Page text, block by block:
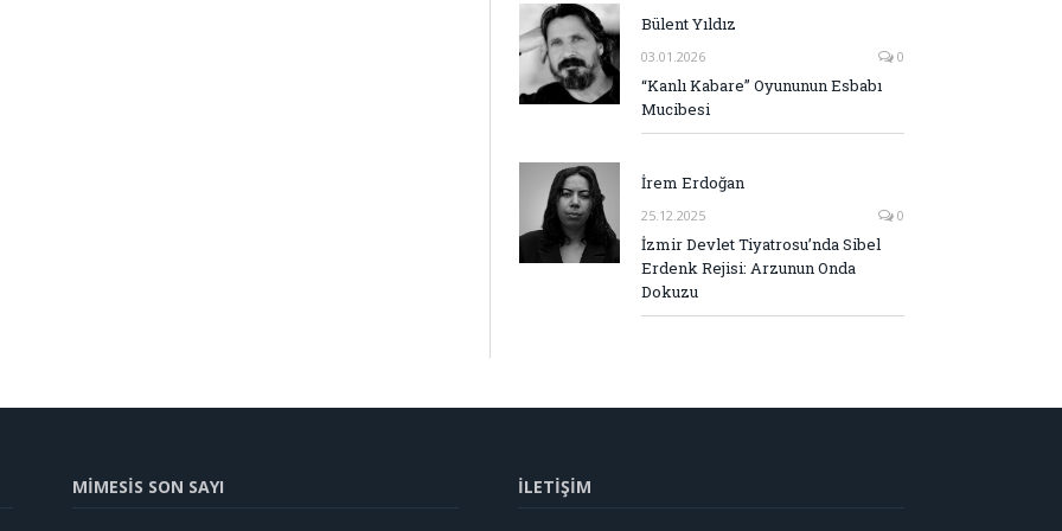
Bülent Yıldız
03.01.2026 0
“Kanlı Kabare” Oyununun Esbabı
Mucibesi
İrem Erdoğan
25.12.2025 0
İzmir Devlet Tiyatrosu’nda Sibel
Erdenk Rejisi: Arzunun Onda
Dokuzu
MİMESİS SON SAYI İLETİŞİM